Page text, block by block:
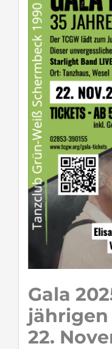
Gala
22.